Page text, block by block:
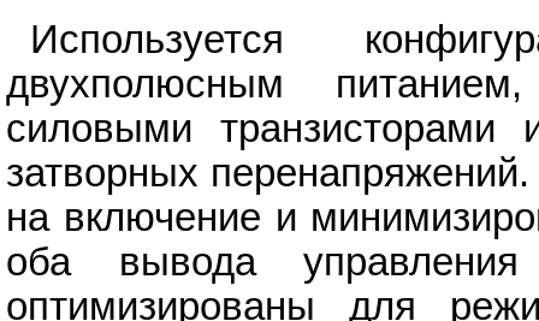
Используется
двухполюсным
силовыми
затворных
на включение и
оба вывода
оптимизированы для